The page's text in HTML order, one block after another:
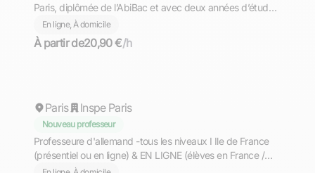
Paris, diplômée de l’AbiBac et avec deux années d’études
en Allemagne, je propose un accompagnement
personnalisé en allemand, axé sur la compréhension,
l’expression et la méthodologie, avec une approche
En ligne, À domicile
À partir de20,90 €/h
Paris Inspe Paris
Nouveau professeur
Professeure d'allemand -tous les niveaux I Ile de France
(présentiel ou en ligne) & EN LIGNE (élèves en France /
francophones)